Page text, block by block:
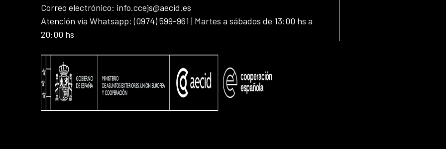
Correo electrónico: info.ccejs@aecid.es
Atención vía Whatsapp: (0974) 599-961 | Martes a sábados de 13:00 hs a
20:00 hs